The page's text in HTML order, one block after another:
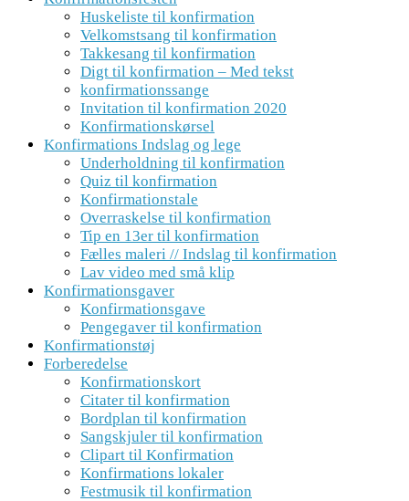
Huskeliste til konfirmation
Velkomstsang til konfirmation
Takkesang til konfirmation
Digt til konfirmation – Med tekst
konfirmationssange
Invitation til konfirmation 2020
Konfirmationskørsel
Konfirmations Indslag og lege
Underholdning til konfirmation
Quiz til konfirmation
Konfirmationstale
Overraskelse til konfirmation
Tip en 13er til konfirmation
Fælles maleri // Indslag til konfirmation
Lav video med små klip
Konfirmationsgaver
Konfirmationsgave
Pengegaver til konfirmation
Konfirmationstøj
Forberedelse
Konfirmationskort
Citater til konfirmation
Bordplan til konfirmation
Sangskjuler til konfirmation
Clipart til Konfirmation
Konfirmations lokaler
Festmusik til konfirmation